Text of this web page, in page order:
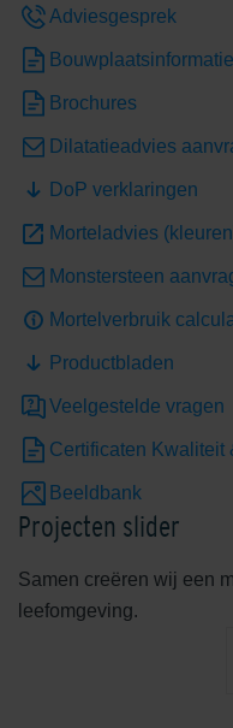
Rouge De Wallonie
Adviesgesprek
Brochures
Dilatatieadvies
DoP verklaringen
Morteladvies
Monstersteen
Mortelverbruik
Productbladen
Veelgestelde vragen
Certificaten Kwaliteit
Beeldbank
Projecten slider
Samen creëren wij een
leefomgeving.